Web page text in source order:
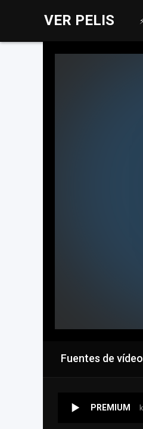
VER PELIS
Fuentes de vídeo
PREMIUM